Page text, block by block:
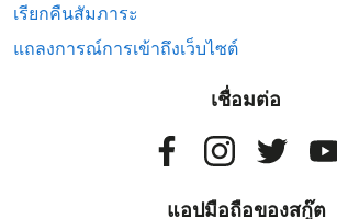
เรียกคืนสัมภาระ
แถลงการณ์การเข้าถึงเว็บไซต์
เชื่อมต่อ
แอปมือถือของสกู๊ต